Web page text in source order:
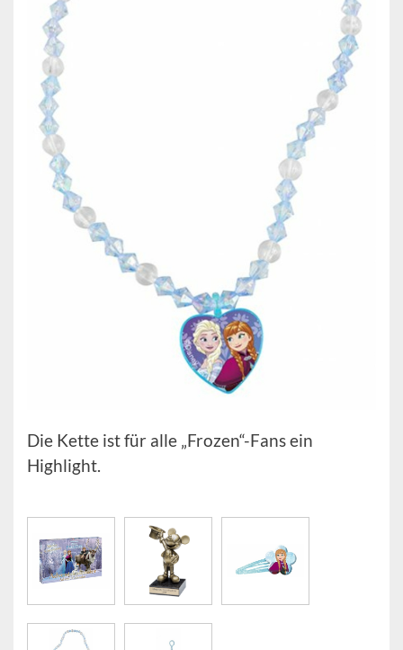
Die Kette ist für alle „Frozen“-Fans ein
Highlight.